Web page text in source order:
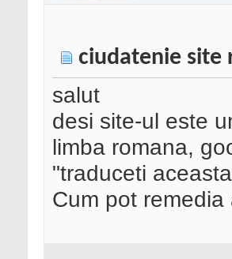
ciudatenie site
salut
desi site-ul este
limba romana,
"traduceti
Cum pot